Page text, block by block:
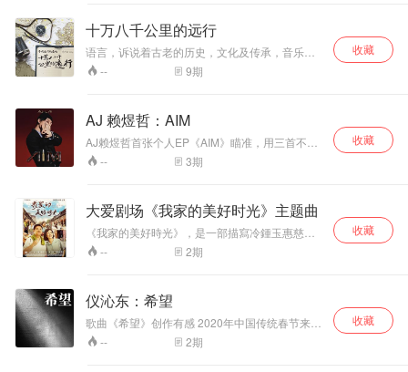
那夜空中最闪耀的星； 才发现最独特美丽的， 正
十万八千公里的远行
语言，诉说着古老的历史，文化及传承，音乐是
最直接的一个媒介，宇歆在这几年足迹十数个国
家，带着理想跟乡愁的两样心情，他在游走不一
豫的创作吟唱出悠远包容藏于心底新的音符与节
奏，反复的冲击出新的生命，也深深地颤动了他
的心。他时常惦念着家乡，也盼望着早日能寻找
到回家的路，那一种回到母亲怀抱的亲切感。
-- 9期
收藏
AJ 赖煜哲：AIM
AJ赖煜哲首张个人EP《AIM》瞄准，用三首不同
风格的TRAP，《Prove》.《尝》.《No
humble》贯穿整张EP，而EP名称《AIM》瞄
并会拿下这一切。
-- 3期
收藏
大爱剧场《我家的美好时光》主题曲
《我家的美好時光》，是一部描寫冷鍾玉惠慈濟
師姐和冷興發慈濟師兄的真實人生電視劇，由況
明潔、楊慶煌、張靜之 、唐治平等演員領銜主
此劇也是況明潔和楊慶煌兩位演員繼1992年《再
世情緣》電視劇睽違近28年後，再度合作演出夫
妻與主要角色的電視劇。
-- 2期
收藏
仪沁东：希望
歌曲《希望》创作有感 2020年中国传统春节来临
之际，在家家团员的时候武汉爆发了新型冠状病
毒。随着疫情的蔓延，全国人民都绷紧了弦，大
-- 2期
收藏